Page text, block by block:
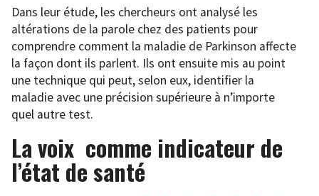
Dans leur étude, les chercheurs ont analysé les
altérations de la parole chez des patients pour
comprendre comment la maladie de Parkinson affecte
la façon dont ils parlent. Ils ont ensuite mis au point
une technique qui peut, selon eux, identifier la
maladie avec une précision supérieure à n’importe
quel autre test.
La voix comme indicateur de
l’état de santé